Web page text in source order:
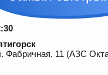
Фабричная, 11 (АЗС